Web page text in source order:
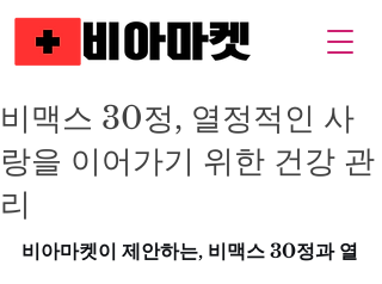
비맥스 30정, 열정적인 사
랑을 이어가기 위한 건강 관
리
비아마켓이 제안하는, 비맥스 30정과 열